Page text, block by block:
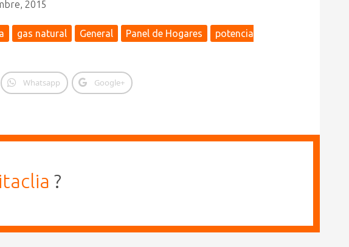
2015
gas natural General Panel de Hogares
potencia
Whatsapp Google+
?